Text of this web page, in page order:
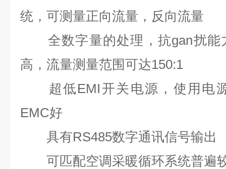
统，可测量正向流量，反向流量
全数字量的处理，抗gan扰能
高，流量测量范围可达150:1
超低EMI开关电源，使用电
EMC好
具有RS485数字通讯信号输出
可匹配空调采暖循环系统普遍